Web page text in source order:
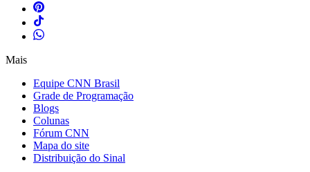
Mais
Equipe CNN Brasil
Grade de Programação
Blogs
Colunas
Fórum CNN
Mapa do site
Distribuição do Sinal